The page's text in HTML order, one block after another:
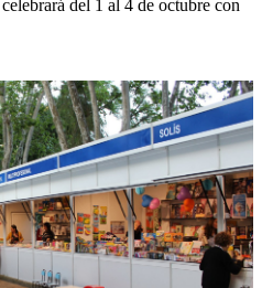
del 1 al 4 de octubre con